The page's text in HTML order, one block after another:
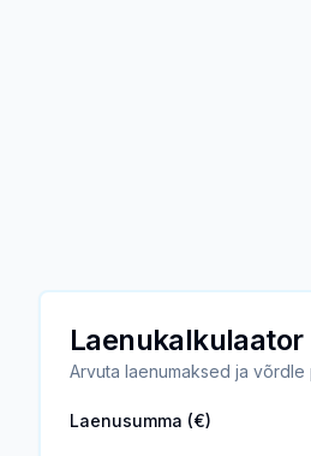
Laenukalkulaator
Arvuta laenumaksed ja võrdle
Laenusumma (€)